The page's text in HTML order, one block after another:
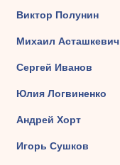
Виктор Полунин
Михаил Асташкевич
Сергей Иванов
Юлия Логвиненко
Андрей Хорт
Игорь Сушков